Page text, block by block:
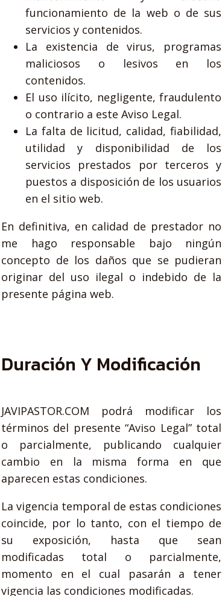
funcionamiento de la web o de sus
servicios y contenidos.
La existencia de virus, programas
maliciosos o lesivos en los
contenidos.
El uso ilícito, negligente, fraudulento
o contrario a este Aviso Legal.
La falta de licitud, calidad, fiabilidad,
utilidad y disponibilidad de los
servicios prestados por terceros y
puestos a disposición de los usuarios
en el sitio web.
En definitiva, en calidad de prestador no
me hago responsable bajo ningún
concepto de los daños que se pudieran
originar del uso ilegal o indebido de la
presente página web.
Duración Y Modificación
JAVIPASTOR.COM podrá modificar los
términos del presente “Aviso Legal” total
o parcialmente, publicando cualquier
cambio en la misma forma en que
aparecen estas condiciones.
La vigencia temporal de estas condiciones
coincide, por lo tanto, con el tiempo de
su exposición, hasta que sean
modificadas total o parcialmente,
momento en el cual pasarán a tener
vigencia las condiciones modificadas.